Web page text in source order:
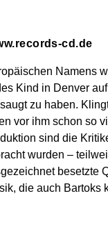
cd.de
Namens
Kind in Denver
zu haben.
vor ihm schon so
sind die
wurden –
besetzte
die auch